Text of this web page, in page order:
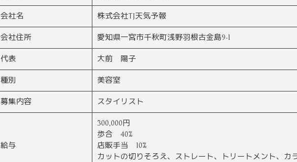
会社名 株式会社TJ天気予報
会社住所 愛知県一宮市千秋町浅野羽根古金島9-1
代表 大前 陽子
種別 美容室
募集内容 スタイリスト
給与
300,000円
歩合 40%
店販手当 10%
カットの切りそろえ、ストレート、トリートメント、カ